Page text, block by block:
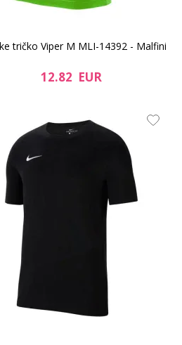
tričko Viper M MLI-14392 - Malfini
12.82 EUR